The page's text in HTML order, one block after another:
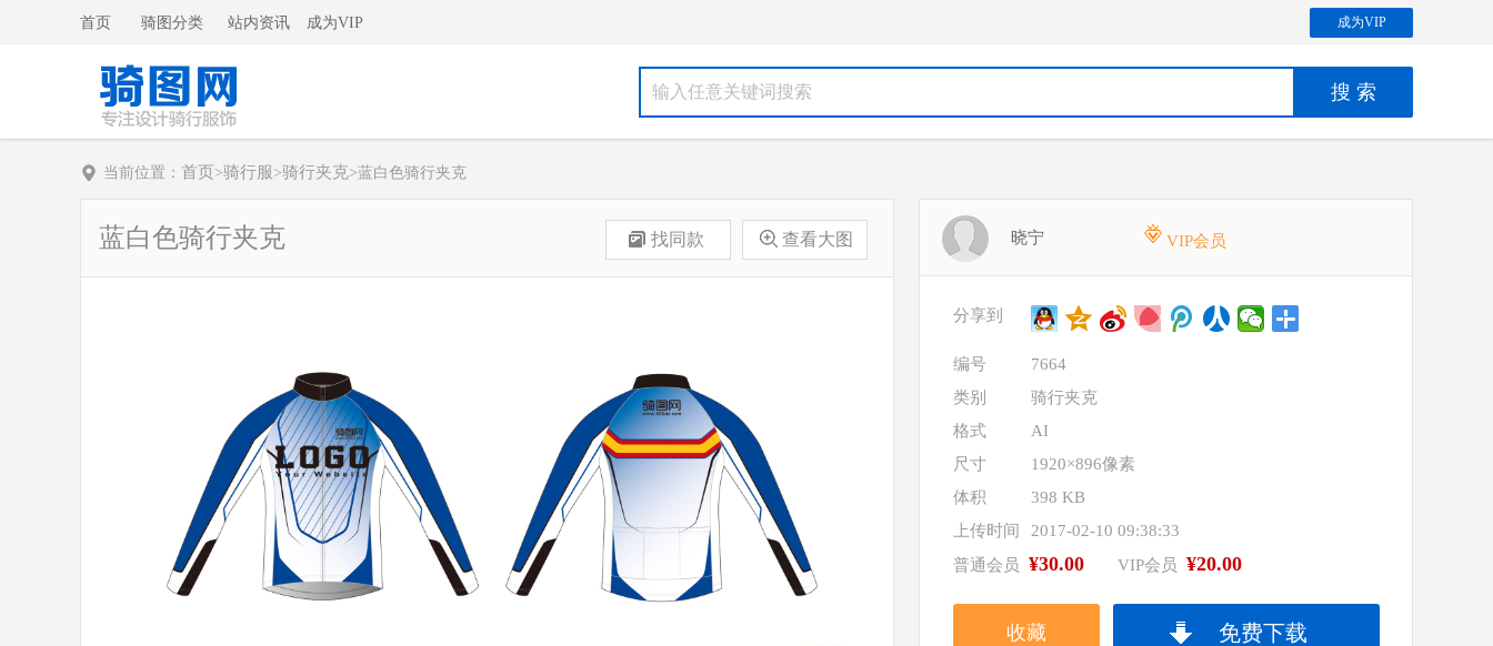
首页 骑图分类 站内资讯 成为VIP 成为VIP
当前位置： 首页>骑行服 >骑行夹克>蓝白色骑行夹克
蓝白色骑行夹克 找同款 查看大图 晓宁 VIP会员
分享到
编号
7664
类别
骑行夹克
格式
AI
尺寸
1920×896像素
体积
398 KB
上传时间
2017-02-10 09:38:33
普通会员 ¥30.00 VIP会员 ¥20.00
收藏 免费下载